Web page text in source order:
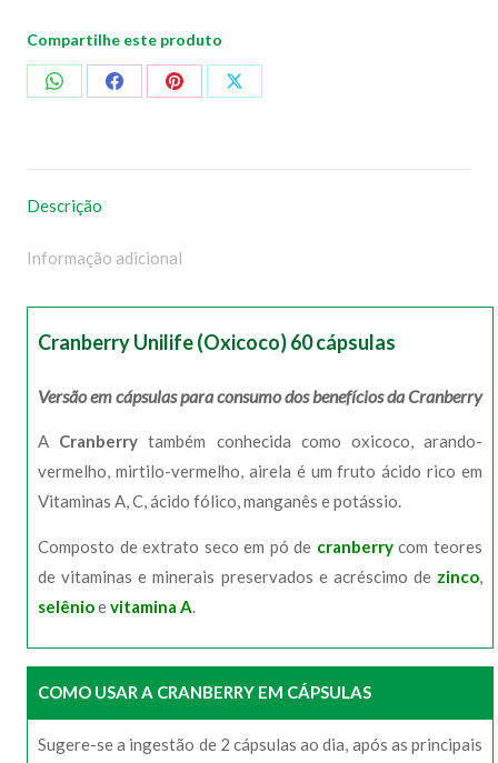
Compartilhe este produto
CompartilharCompartilharCompartilharCompartilhar
Descrição
Informação adicional
Cranberry Unilife (Oxicoco) 60 cápsulas
Versão em cápsulas para consumo dos benefícios da Cranberry
A Cranberry também conhecida como oxicoco, arando-
vermelho, mirtilo-vermelho, airela é um fruto ácido rico em
Vitaminas A, C, ácido fólico, manganês e potássio.
Composto de extrato seco em pó de cranberrycom teores
de vitaminas e minerais preservados e acréscimo de zinco,
selênioevitamina A.
COMO USAR A CRANBERRY EM CÁPSULAS
Sugere-se a ingestão de 2 cápsulas ao dia, após as principais